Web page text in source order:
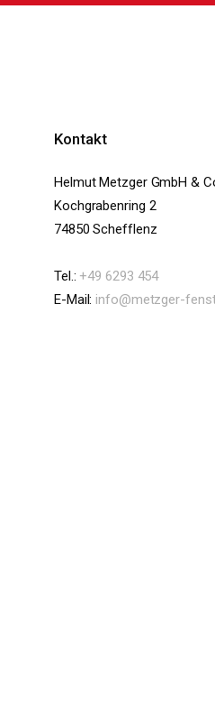
Kontakt
Helmut Metzger GmbH &
Kochgrabenring 2
74850 Schefflenz
Tel.: +49 6293 454
E-Mail: info@metzger-